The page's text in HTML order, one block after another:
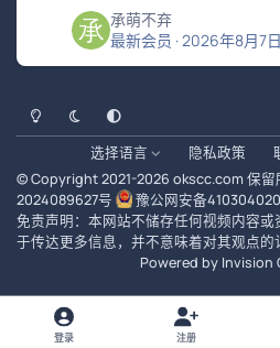
承萌不弃
最新会员 ·2026年8月7
浅色模式黑暗模式系统偏好
选择语言 隐私政策
© Copyright 2021-2026 okscc.com 保留
2024089627号
豫公网安备
免责声明：本网站不储存任何视频内容
于传达更多信息，并不意味着对其观点的
Powered by Invision
登录 注册